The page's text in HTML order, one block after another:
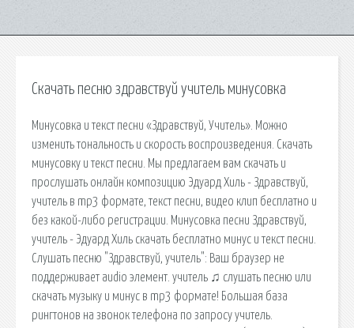
Скачать песню здравствуй учитель минусовка
Минусовка и текст песни «Здравствуй, Учитель». Можно
изменить тональность и скорость воспроизведения. Скачать
минусовку и текст песни. Мы предлагаем вам скачать и
прослушать онлайн композицию Эдуард Хиль - Здравствуй,
учитель в mp3 формате, текст песни, видео клип бесплатно и
без какой-либо регистрации. Минусовка песни Здравствуй,
учитель - Эдуард Хиль скачать бесплатно минус и текст песни.
Слушать песню "Здравствуй, учитель": Ваш браузер не
поддерживает audio элемент. учитель ♫ слушать песню или
скачать музыку и минус в mp3 формате! Большая база
рингтонов на звонок телефона по запросу учитель.